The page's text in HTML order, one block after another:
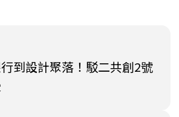
到設計聚落！駁二共創2號